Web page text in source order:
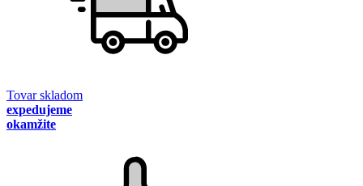
Tovar skladom
expedujeme
okamžite